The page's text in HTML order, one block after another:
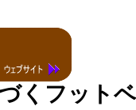
くフット